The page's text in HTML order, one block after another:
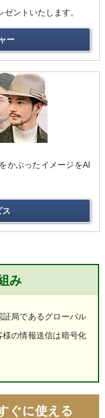
ントいたします。
ー
かぶったイメージをAI
ス
み
局であるグローバル
の情報送信は暗号化
ぐに使える